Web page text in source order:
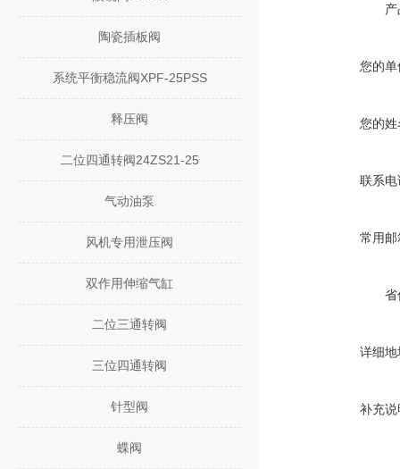
陶瓷插板阀
系统平衡稳流阀XPF-25PSS
释压阀
二位四通转阀24ZS21-25
气动油泵
风机专用泄压阀
双作用伸缩气缸
二位三通转阀
三位四通转阀
针型阀
蝶阀
您的单
您的姓
联系电
常用邮
省
详细地
补充说